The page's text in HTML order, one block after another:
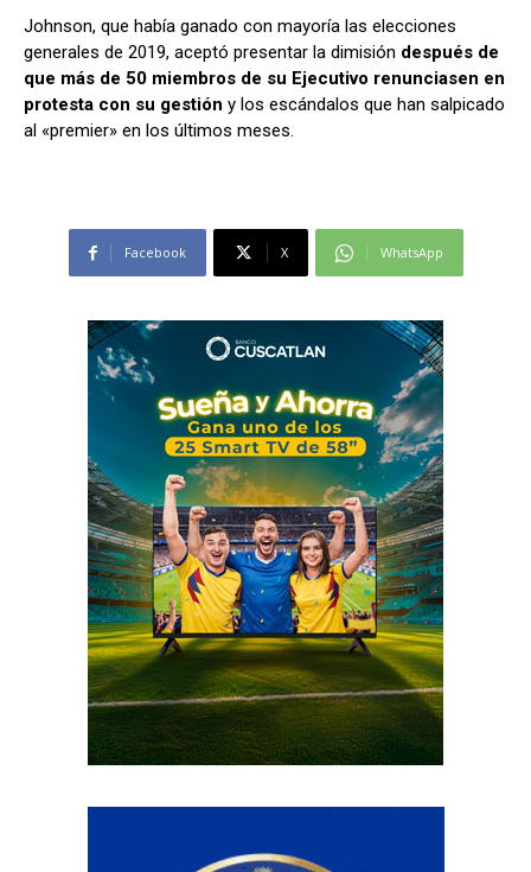
Johnson, que había ganado con mayoría las elecciones
generales de 2019, aceptó presentar la dimisión después de
que más de 50 miembros de su Ejecutivo renunciasen en
protesta con su gestión y los escándalos que han salpicado
al «premier» en los últimos meses.
Facebook X WhatsApp